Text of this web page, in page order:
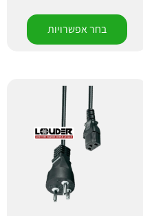
בחר אפשרויות